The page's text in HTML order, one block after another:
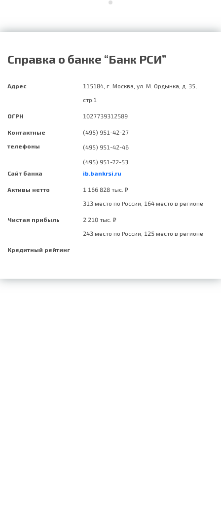
Справка о банке “Банк РСИ”
Адрес
115184, г. Москва, ул. М. Ордынка, д. 35,
стр.1
ОГРН 1027739312589
Контактные
телефоны
(495) 951-42-27
(495) 951-42-46
(495) 951-72-53
Сайт банка
ib.bankrsi.ru
Активы нетто
1 166 828 тыс. ₽
313 место по России, 164 место в регионе
Чистая прибыль
2 210 тыс. ₽
243 место по России, 125 место в регионе
Кредитный рейтинг